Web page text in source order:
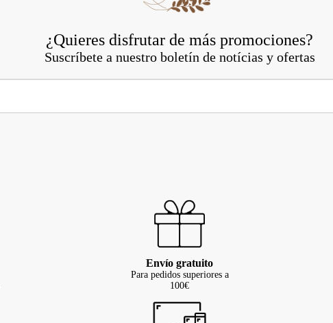
¿Quieres disfrutar de más promociones?
Suscríbete a nuestro boletín de notícias y ofertas
Envío gratuito
Para pedidos superiores a
100€